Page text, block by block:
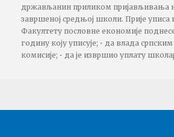
држављанин приликом пријављивања
завршеној средњој школи. Прије
Факултету пословне економије
годину коју уписује; • да влада
комисије; • да је извршио уплату